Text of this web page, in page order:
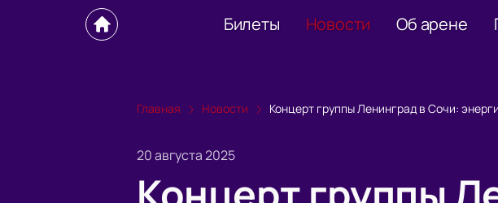
Билеты Новости Об арене
Главная Новости Концерт группы Ленинград в Сочи:
20 августа 2025